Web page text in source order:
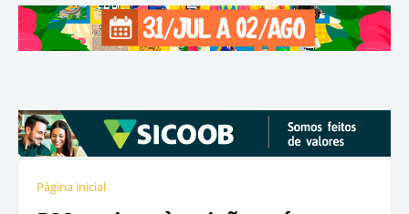
Página inicial